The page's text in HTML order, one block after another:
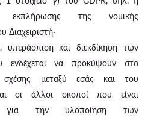
εκπλήρωσης της νομικής
Διαχειριστή·
υπεράσπιση και διεκδίκηση των
ενδέχεται να προκύψουν στο
σχέσης μεταξύ εσάς και του
οι άλλοι σκοποί που είναι
για την υλοποίηση των